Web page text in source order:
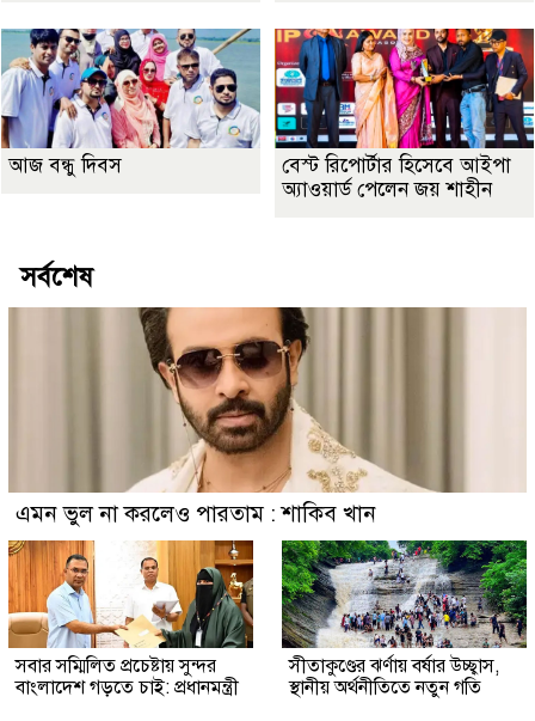
আজ বন্ধু দিবস
বেস্ট রিপোর্টার হিসেবে আইপা
অ্যাওয়ার্ড পেলেন জয় শাহীন
সর্বশেষ
এমন ভুল না করলেও পারতাম : শাকিব খান
সবার সম্মিলিত প্রচেষ্টায় সুন্দর
বাংলাদেশ গড়তে চাই: প্রধানমন্ত্রী
সীতাকুণ্ডের ঝর্ণায় বর্ষার উচ্ছ্বাস,
স্থানীয় অর্থনীতিতে নতুন গতি